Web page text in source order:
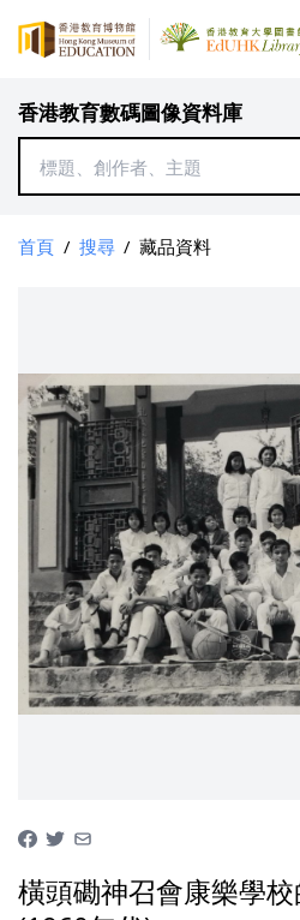
香港教育數碼圖像資料庫
首頁 / 搜尋 / 藏品資料
橫頭磡神召會康樂學